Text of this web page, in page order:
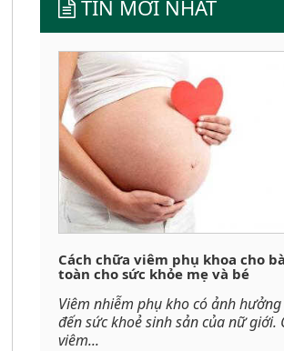
TIN MỚI NHẤT
Cách chữa viêm phụ khoa cho
toàn cho sức khỏe mẹ và bé
Viêm nhiễm phụ kho có ảnh
đến sức khoẻ sinh sản của nữ giới.
viêm...